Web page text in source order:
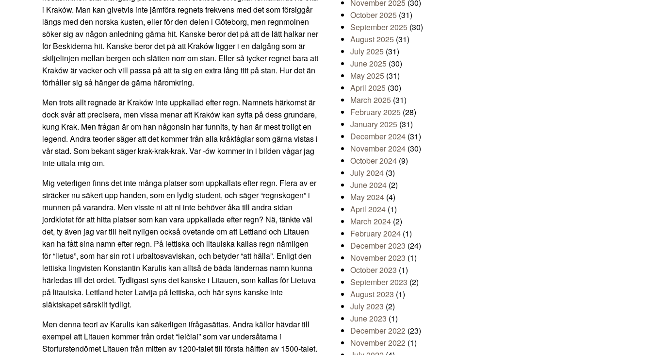
i Kraków. Man kan givetvis inte jämföra regnets frekvens med det som försiggår
längs med den norska kusten, eller för den delen i Göteborg, men regnmolnen
söker sig av någon anledning gärna hit. Kanske beror det på att de lätt halkar ner
för Beskiderna hit. Kanske beror det på att Kraków ligger i en dalgång som är
skiljelinjen mellan bergen och slätten norr om stan. Eller så tycker regnet bara att
Kraków är vacker och vill passa på att ta sig en extra lång titt på stan. Hur det än
förhåller sig så hänger de gärna häromkring.
Men trots allt regnade är Kraków inte uppkallad efter regn. Namnets härkomst är
dock svår att precisera, men vissa menar att Kraków kan syfta på dess grundare,
kung Krak. Men frågan är om han någonsin har funnits, ty han är mest troligt en
legend. Andra teorier säger att det kommer från alla kråkfåglar som gärna vistas i
vår stad. Som bekant säger krak-krak-krak. Var -ów kommer in i bilden vågar jag
inte uttala mig om.
Mig veterligen finns det inte många platser som uppkallats efter regn. Flera av er
sträcker nu säkert upp handen, som en lydig student, och säger “regnskogen” i
munnen på varandra. Men visste ni att ni inte behöver åka till andra sidan
jordklotet för att hitta platser som kan vara uppkallade efter regn? Nä, tänkte väl
det, ty även jag var till helt nyligen också ovetande om att Lettland och Litauen
kan ha fått sina namn efter regn. På lettiska och litauiska kallas regn nämligen
för “lietus”, som har sin rot i urbaltosvaviskan, och betyder “att hälla”. Enligt den
lettiska lingvisten Konstantin Karulis kan alltså de båda ländernas namn kunna
härledas till det ordet. Tydligast syns det kanske i Litauen, som kallas för Lietuva
på litauiska. Lettland heter Latvija på lettiska, och här syns kanske inte
släktskapet särskilt tydligt.
Men denna teori av Karulis kan säkerligen ifrågasättas. Andra källor hävdar till
exempel att Litauen kommer från ordet “leičiai” som var undersåtarna i
Storfurstendömet Litauen från mitten av 1200-talet till första hälften av 1500-talet.
November 2025 (30)
October 2025 (31)
September 2025 (30)
August 2025 (31)
July 2025 (31)
June 2025 (30)
May 2025 (31)
April 2025 (30)
March 2025 (31)
February 2025 (28)
January 2025 (31)
December 2024 (31)
November 2024 (30)
October 2024 (9)
July 2024 (3)
June 2024 (2)
May 2024 (4)
April 2024 (1)
March 2024 (2)
February 2024 (1)
December 2023 (24)
November 2023 (1)
October 2023 (1)
September 2023 (2)
August 2023 (1)
July 2023 (2)
June 2023 (1)
December 2022 (23)
November 2022 (1)